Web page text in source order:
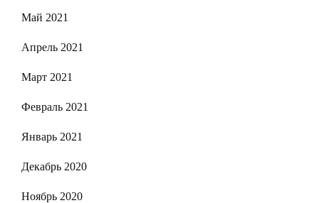
Май 2021
Апрель 2021
Март 2021
Февраль 2021
Январь 2021
Декабрь 2020
Ноябрь 2020